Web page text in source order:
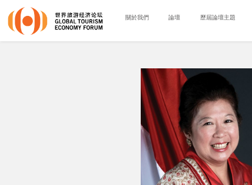
關於我們 論壇 歷屆論壇主題